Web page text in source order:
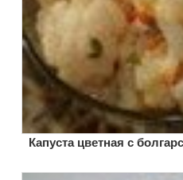
Капуста цветная с